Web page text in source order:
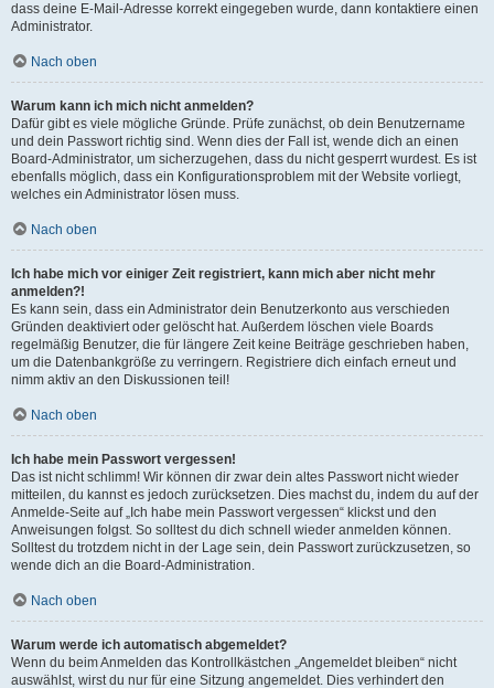
dass deine E-Mail-Adresse korrekt eingegeben wurde, dann kontaktiere einen
Administrator.
Nach oben
Warum kann ich mich nicht anmelden?
Dafür gibt es viele mögliche Gründe. Prüfe zunächst, ob dein Benutzername
und dein Passwort richtig sind. Wenn dies der Fall ist, wende dich an einen
Board-Administrator, um sicherzugehen, dass du nicht gesperrt wurdest. Es ist
ebenfalls möglich, dass ein Konfigurationsproblem mit der Website vorliegt,
welches ein Administrator lösen muss.
Nach oben
Ich habe mich vor einiger Zeit registriert, kann mich aber nicht mehr
anmelden?!
Es kann sein, dass ein Administrator dein Benutzerkonto aus verschieden
Gründen deaktiviert oder gelöscht hat. Außerdem löschen viele Boards
regelmäßig Benutzer, die für längere Zeit keine Beiträge geschrieben haben,
um die Datenbankgröße zu verringern. Registriere dich einfach erneut und
nimm aktiv an den Diskussionen teil!
Nach oben
Ich habe mein Passwort vergessen!
Das ist nicht schlimm! Wir können dir zwar dein altes Passwort nicht wieder
mitteilen, du kannst es jedoch zurücksetzen. Dies machst du, indem du auf der
Anmelde-Seite auf „Ich habe mein Passwort vergessen“ klickst und den
Anweisungen folgst. So solltest du dich schnell wieder anmelden können.
Solltest du trotzdem nicht in der Lage sein, dein Passwort zurückzusetzen, so
wende dich an die Board-Administration.
Nach oben
Warum werde ich automatisch abgemeldet?
Wenn du beim Anmelden das Kontrollkästchen „Angemeldet bleiben“ nicht
auswählst, wirst du nur für eine Sitzung angemeldet. Dies verhindert den